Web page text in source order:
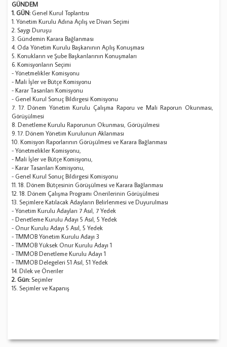
GÜNDEM
1. GÜN: Genel Kurul Toplantısı
1. Yönetim Kurulu Adına Açılış ve Divan Seçimi
2. Saygı Duruşu
3. Gündemin Karara Bağlanması
4. Oda Yönetim Kurulu Başkanının Açılış Konuşması
5. Konukların ve Şube Başkanlarının Konuşmaları
6. Komisyonların Seçimi
- Yönetmelikler Komisyonu
- Mali İşler ve Bütçe Komisyonu
- Karar Tasarıları Komisyonu
- Genel Kurul Sonuç Bildirgesi Komisyonu
7. 17. Dönem Yönetim Kurulu Çalışma Raporu ve Mali Raporun Okunması,
Görüşülmesi
8. Denetleme Kurulu Raporunun Okunması, Görüşülmesi
9. 17. Dönem Yönetim Kurulunun Aklanması
10. Komisyon Raporlarının Görüşülmesi ve Karara Bağlanması
- Yönetmelikler Komisyonu,
- Mali İşler ve Bütçe Komisyonu,
- Karar Tasarıları Komisyonu,
- Genel Kurul Sonuç Bildirgesi Komisyonu
11. 18. Dönem Bütçesinin Görüşülmesi ve Karara Bağlanması
12. 18. Dönem Çalışma Programı Önerilerinin Görüşülmesi
13. Seçimlere Katılacak Adayların Belirlenmesi ve Duyurulması
- Yönetim Kurulu Adayları 7 Asıl, 7 Yedek
- Denetleme Kurulu Adayı 5 Asıl, 5 Yedek
- Onur Kurulu Adayı 5 Asıl, 5 Yedek
- TMMOB Yönetim Kurulu Adayı 3
- TMMOB Yüksek Onur Kurulu Adayı 1
- TMMOB Denetleme Kurulu Adayı 1
- TMMOB Delegeleri 51 Asıl, 51 Yedek
14. Dilek ve Öneriler
2. Gün:Seçimler
15. Seçimler ve Kapanış